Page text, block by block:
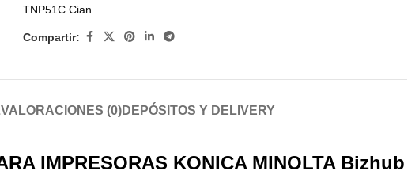
TNP51C Cian
Compartir:
VALORACIONES (0)DEPÓSITOS Y DELIVERY
IMPRESORAS KONICA MINOLTA Bizhub